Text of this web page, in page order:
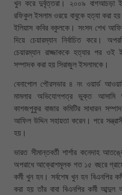
খুন করে দুর্বৃত্তরা। ২০০৯ বাগআচড়া
রফিকুল ইসলাম ওরয়ে বাবুকে হত্যা করা
ইলিয়াস কবির বকুলকে। সংসদ শেখ
দিয়ে চেয়ারম্যান নির্বাচিত করে।
চেয়ারম্যান রাজ্জাককে হত্যার পর ওই
সম্পাদক করা হয় সিরাজুল ইসলামকে।
বেনাপোল পৌরসভার ৪ নং ওয়ার্ড
মামলার অভিযোগপত্র ভুক্ত আসামি
কাগজপুকুর বাজার কমিটির সাধারন
আফিল উদ্দিন সহায়তা করেন। পরে
হয়।
ভারত সীমান্তবর্তী শার্শার কনেদাহ
অপরাধে আক্রোশমূলক গত ১৫ বছরে
কর্মী খুন হন। সর্বশেষ খুন হন বিএনপির
করা হয় তাঁর বাবা বিএনপির কর্মী